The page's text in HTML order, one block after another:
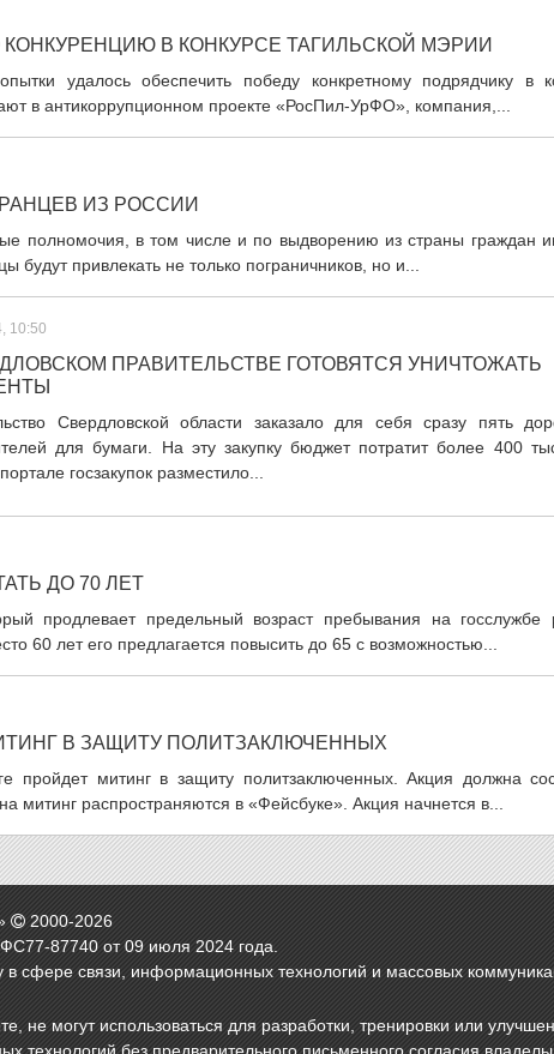
В КОНКУРСЕ ТАГИЛЬСКОЙ МЭРИИ
удалось обеспечить победу конкретному подрядчику в
в антикоррупционном проекте «РосПил-УрФО», компания,...
ИЗ РОССИИ
полномочия, в том числе и по выдворению из страны граждан
будут привлекать не только пограничников, но и...
10:50
ПРАВИТЕЛЬСТВЕ ГОТОВЯТСЯ УНИЧТОЖАТЬ
Свердловской области заказало для себя сразу пять
для бумаги. На эту закупку бюджет потратит более 400
госзакупок разместило...
ДО 70 ЛЕТ
продлевает предельный возраст пребывания на госслужбе
60 лет его предлагается повысить до 65 с возможностью...
В ЗАЩИТУ ПОЛИТЗАКЛЮЧЕННЫХ
пройдет митинг в защиту политзаключенных. Акция должна
распространяются в «Фейсбуке». Акция начнется в...
2000-2026
87740 от 09 июля 2024 года.
сфере связи, информационных технологий и массовых
могут использоваться для разработки, тренировки или